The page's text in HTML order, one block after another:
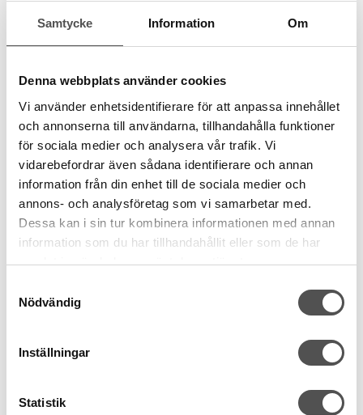
Samtycke Information Om
Denna webbplats använder cookies
Vi använder enhetsidentifierare för att anpassa innehållet
och annonserna till användarna, tillhandahålla funktioner
för sociala medier och analysera vår trafik. Vi
vidarebefordrar även sådana identifierare och annan
information från din enhet till de sociala medier och
annons- och analysföretag som vi samarbetar med.
Dessa kan i sin tur kombinera informationen med annan
information som du har tillhandahållit eller som de har
samlat in när du har använt deras tjänster.
Nödvändig
Inställningar
Statistik
För kraftiga tyger
5 nålar grovlek 90
34 kr
KÖP
Finns i lager